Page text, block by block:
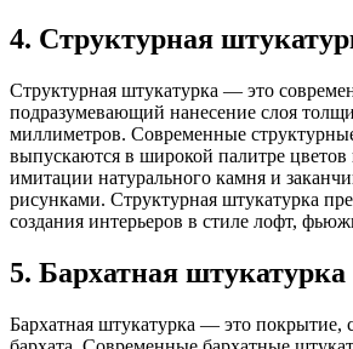
4. Структурная
Структурная штукатурка — это
подразумевающий нанесение слоя
миллиметров. Современные
выпускаются в широкой палитре цветов
имитации натурального камня и
рисунками. Структурная штукатурка
создания интерьеров в стиле лофт,
5. Бархатная штукатурка
Бархатная штукатурка — это покрытие,